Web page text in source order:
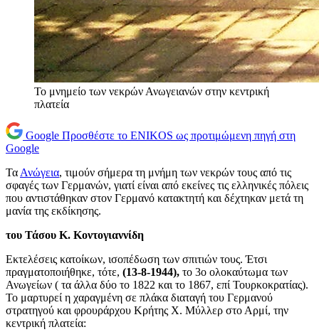
Το μνημείο των νεκρών Ανωγειανών στην κεντρική
πλατεία
Google Προσθέστε το ENIKOS ως προτιμώμενη πηγή στη
Google
Τα Ανώγεια, τιμούν σήμερα τη μνήμη των νεκρών τους από τις
σφαγές των Γερμανών, γιατί είναι από εκείνες τις ελληνικές πόλεις
που αντιστάθηκαν στον Γερμανό κατακτητή και δέχτηκαν μετά τη
μανία της εκδίκησης.
του Τάσου Κ. Κοντογιαννίδη
Εκτελέσεις κατοίκων, ισοπέδωση των σπιτιών τους. Έτσι
πραγματοποιήθηκε, τότε, (13-8-1944), το 3ο ολοκαύτωμα των
Ανωγείων ( τα άλλα δύο το 1822 και το 1867, επί Τουρκοκρατίας).
Το μαρτυρεί η χαραγμένη σε πλάκα διαταγή του Γερμανού
στρατηγού και φρουράρχου Κρήτης Χ. Μύλλερ στο Αρμί, την
κεντρική πλατεία: